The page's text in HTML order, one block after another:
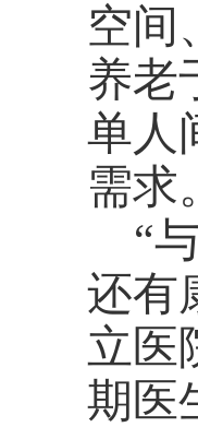
空间
养老
单人
需求。
“
还有
立医
期医